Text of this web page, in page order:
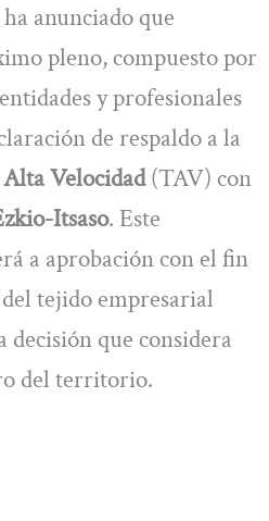
anunciado que
pleno, compuesto por
y profesionales
de respaldo a la
Velocidad(TAV) con
Itsaso. Este
a aprobación con el fin
tejido empresarial
decisión que considera
del territorio.